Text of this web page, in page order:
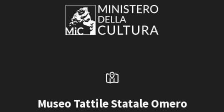
Museo Tattile Statale Omero